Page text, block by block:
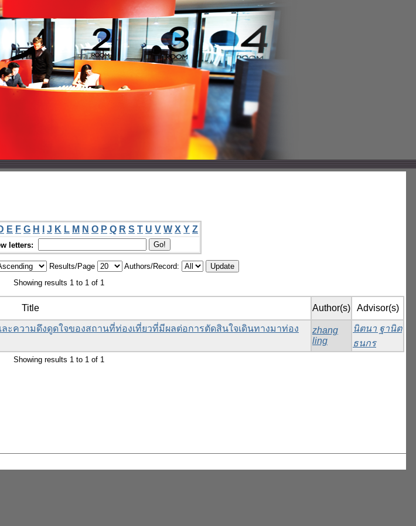
E F G H J K L M N O P Q R S T U V W X Y Z
letters:
Results/Page
Authors/Record:
Showing results 1 to 1 of 1
Title Author(s) Advisor(s)
ความดึงดูดใจของสถานที่ท่องเที่ยวที่มีผลต่อการตัดสินใจเดินทางมาท่อง
zhang
ling
นิตนา ฐานิต
ธนกร
Showing results 1 to 1 of 1